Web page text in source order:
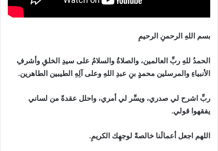
بسم اللهِ الرحمنِ الرحيمِ
الحمدُ للهِ ربِّ العالمين، والصلاةُ والسلامُ على سيدِ الخلقِ وأشرفِ
الأنبياءِ والمرسلين محمدٍ بنِ عبدِ اللهِ وعلى آلِهِ الطيبين الطاهرين.
ربِّ اشرح لي صدري، ويسِّر لي أمري، واحلل عقدةً من لساني
يفقهوا قولي.
اللهم اجعل أعمالَنا خالصةً لوجهِك الكريمِ.